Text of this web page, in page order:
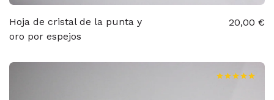
Hoja de cristal de la punta y
oro por espejos
20,00 €